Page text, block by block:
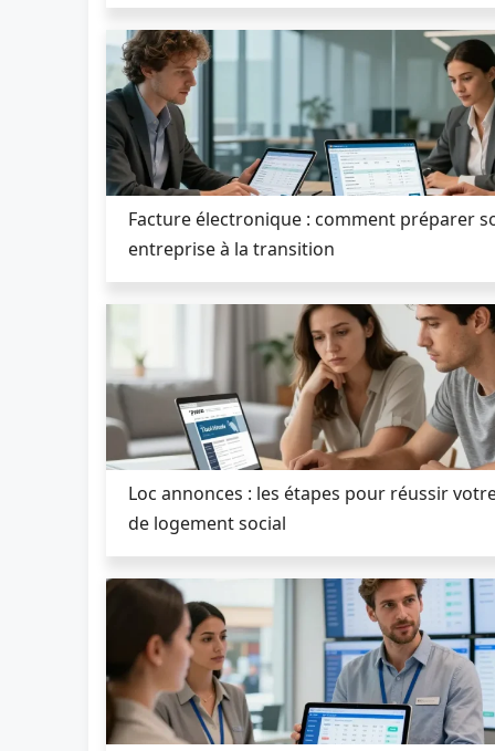
Facture électronique : comment préparer
entreprise à la transition
Loc annonces : les étapes pour réussir
de logement social